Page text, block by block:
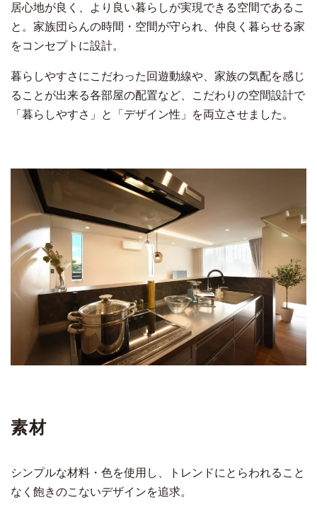
居心地が良く、より良い暮らしが実現できる空間であるこ
と。家族団らんの時間・空間が守られ、仲良く暮らせる家
をコンセプトに設計。
暮らしやすさにこだわった回遊動線や、家族の気配を感じ
ることが出来る各部屋の配置など、こだわりの空間設計で
「暮らしやすさ」と「デザイン性」を両立させました。
素材
シンプルな材料・色を使用し、トレンドにとらわれること
なく飽きのこないデザインを追求。